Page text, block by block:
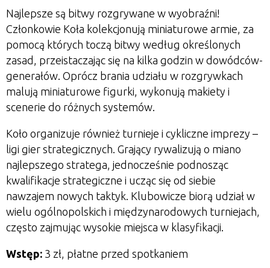
Najlepsze są bitwy rozgrywane w wyobraźni!
Członkowie Koła kolekcjonują miniaturowe armie, za
pomocą których toczą bitwy według określonych
zasad, przeistaczając się na kilka godzin w dowódców-
generałów. Oprócz brania udziału w rozgrywkach
malują miniaturowe figurki, wykonują makiety i
scenerie do różnych systemów.
Koło organizuje również turnieje i cykliczne imprezy –
ligi gier strategicznych. Grający rywalizują o miano
najlepszego stratega, jednocześnie podnosząc
kwalifikacje strategiczne i ucząc się od siebie
nawzajem nowych taktyk. Klubowicze biorą udział w
wielu ogólnopolskich i międzynarodowych turniejach,
często zajmując wysokie miejsca w klasyfikacji.
Wstęp: 3 zł, płatne przed spotkaniem